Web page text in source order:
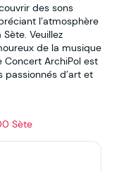
des sons
l’atmosphère
Veuillez
de la musique
ArchiPol est
passionnés d’art et
Sète